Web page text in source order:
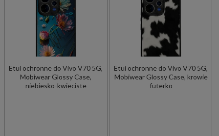
Etui ochronne do Vivo V70 5G,
Mobiwear Glossy Case,
niebiesko-kwieciste
Etui ochronne do Vivo V70 5G,
Mobiwear Glossy Case, krowie
futerko